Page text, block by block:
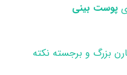
پوست بینی
بزرگ و برجسته نکته